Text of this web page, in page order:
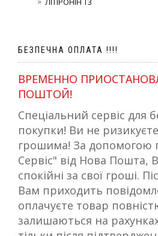
БЕЗПЕЧНА ОПЛАТА !!!!
ВРЕМЕННО
ПОШТОЙ!
Спеціальний сервіс для
покупки! Ви не
грошима! За допомогою
Сервіс" від Нова Пошта,
спокійні за свої гроші.
Вам приходить
оплачуєте товар
залишаються на